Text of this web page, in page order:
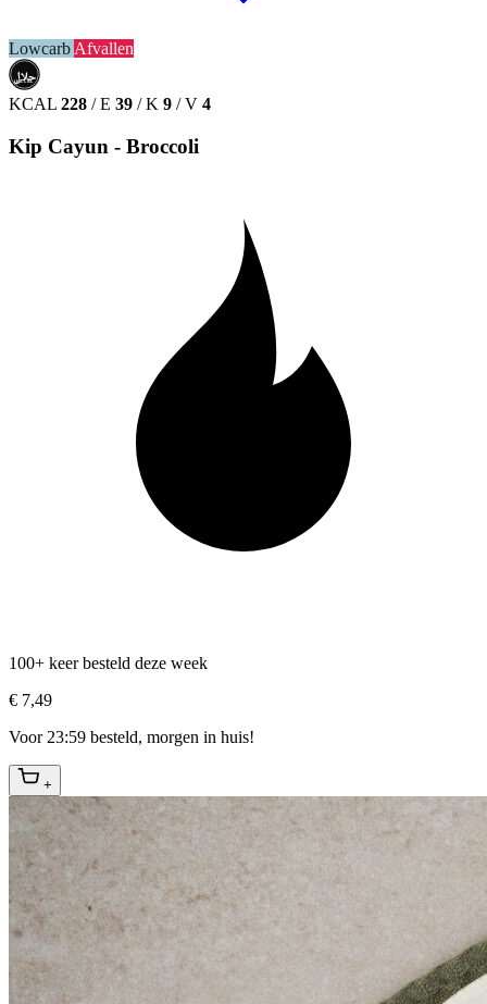
LowcarbAfvallen
حلال
HALAL
KCAL 228 / E 39 / K 9 / V 4
Kip Cayun - Broccoli
100+ keer besteld deze week
€ 7,49
Voor 23:59 besteld, morgen in huis!
+